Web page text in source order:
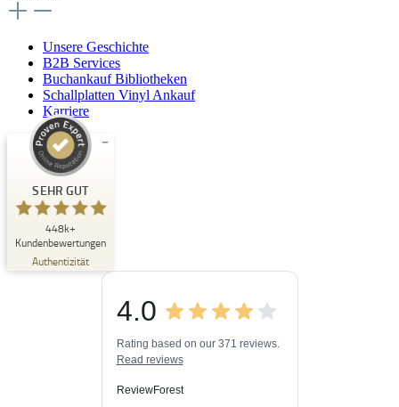
Unsere Geschichte
B2B Services
Buchankauf Bibliotheken
Schallplatten Vinyl Ankauf
Karriere
SEHR GUT
448k+
Kundenbewertungen
Authentizität
Kundenbewertungen und Erfahrungen zu
SEHR GUT
4,84
/
5,00
3
ProvenExpert.com
Blick aufs ProvenExpert-Profil werfen
4.0
Rating based on our 371 reviews.
Read reviews
ReviewForest